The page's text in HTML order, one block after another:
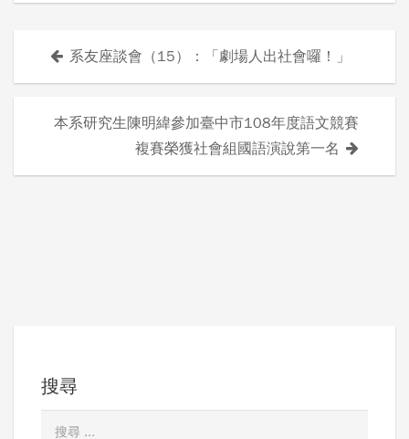
文
覽
系友座談會（15）：「劇場人出社會囉！」
本系研究生陳明緯參加臺中市108年度語文競賽
複賽榮獲社會組國語演說第一名
搜尋